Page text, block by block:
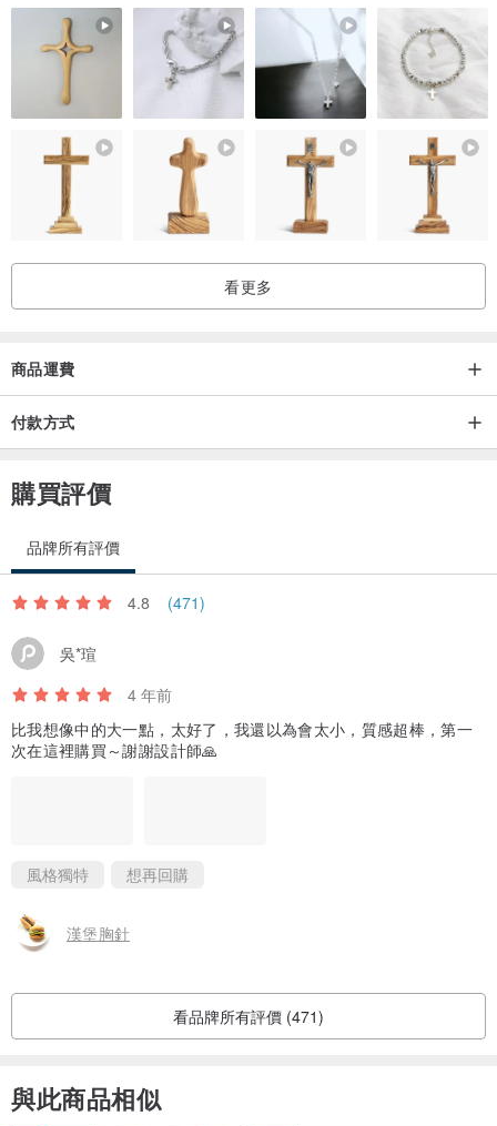
看更多
商品運費
付款方式
購買評價
品牌所有評價
4.8 (471)
吳*瑄
4 年前
比我想像中的大一點，太好了，我還以為會太小，質感超棒，第一
次在這裡購買～謝謝設計師🙏
風格獨特 想再回購
漢堡胸針
看品牌所有評價 (471)
與此商品相似